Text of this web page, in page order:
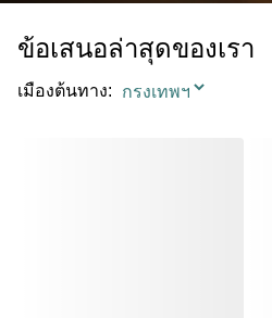
ข้อเสนอล่าสุดของเรา
เมืองต้นทาง: